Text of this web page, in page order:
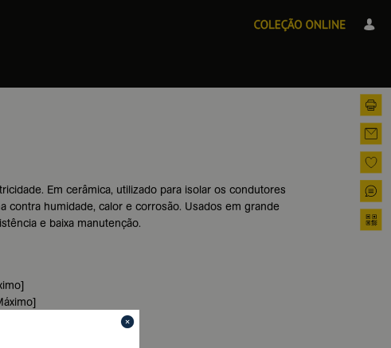
Em cerâmica, utilizado para isolar os condutores
contra humidade, calor e corrosão. Usados em grande
e baixa manutenção.